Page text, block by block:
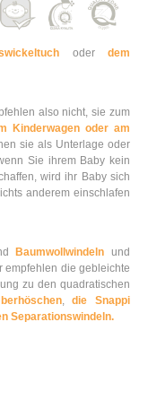
oderdem
also nicht, sie zum
Kinderwagen oder am
sie als Unterlage oder
Sie ihrem Baby kein
wird ihr Baby sich
anderem einschlafen
Baumwollwindeln und
empfehlen die gebleichte
zu den quadratischen
,die Snappi
Separationswindeln.